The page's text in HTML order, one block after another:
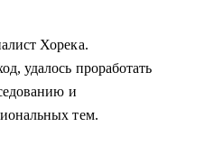
Хорека.
удалось проработать
и
тем.